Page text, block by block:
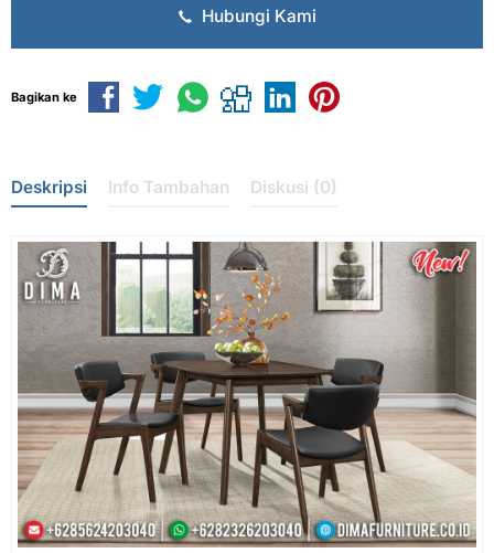
Hubungi Kami
Bagikan ke
Deskripsi Info Tambahan Diskusi (0)